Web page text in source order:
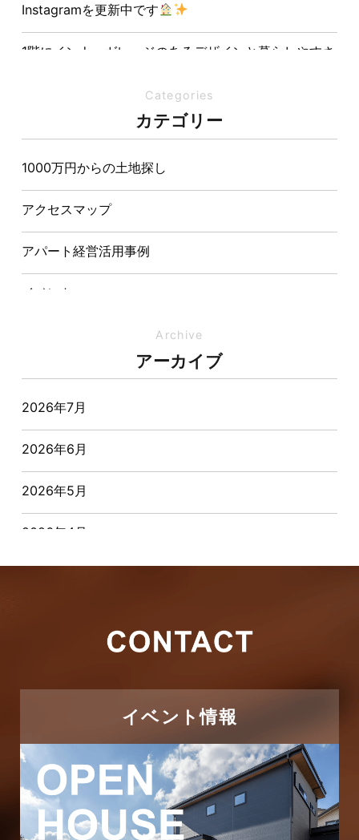
Instagramを更新中です
1階にインナーガレージのあるデザインと暮らしやすさ
夏の熱中症対策は家づくりから。屋根・壁・基礎の構
造が快適さをつくる理由
【埼玉県経営品質知事賞】大野知事へ受賞のご報告と
表敬訪問を行いました
Categories
カテゴリー
1000万円からの土地探し
アクセスマップ
アパート経営活用事例
イベント
オーナー様からの質問
おすすめ物件
お客様インタビュー
お客様の声
つくばエクスプレス線
ピアラシティ店-ブログ
ブログ
マンション経営活用事例
Archive
アーカイブ
2026年7月
2026年6月
2026年5月
2026年4月
2025年11月
2025年10月
2025年9月
イベント情報